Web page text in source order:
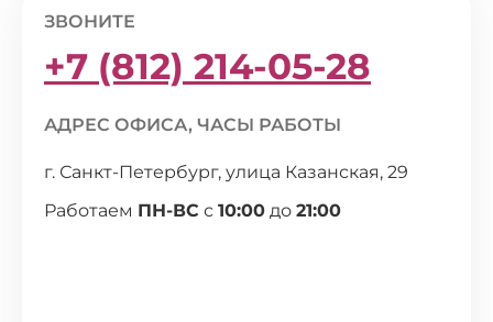
ЗВОНИТЕ
+7 (812) 214-05-28
АДРЕС ОФИСА, ЧАСЫ РАБОТЫ
г. Санкт-Петербург, улица Казанская, 29
Работаем ПН-ВС с 10:00 до 21:00